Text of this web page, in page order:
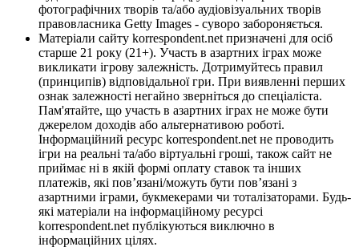
фотографічних творів та/або аудіовізуальних творів
правовласника Getty Images - суворо забороняється.
Матеріали сайту korrespondent.net призначені для осіб
старше 21 року (21+). Участь в азартних іграх може
викликати ігрову залежність. Дотримуйтесь правил
(принципів) відповідальної гри. При виявленні перших
ознак залежності негайно зверніться до спеціаліста.
Пам'ятайте, що участь в азартних іграх не може бути
джерелом доходів або альтернативою роботі.
Інформаційний ресурс korrespondent.net не проводить
ігри на реальні та/або віртуальні гроші, також сайт не
приймає ні в якій формі оплату ставок та інших
платежів, які пов’язані/можуть бути пов’язані з
азартними іграми, букмекерами чи тоталізаторами. Будь-
які матеріали на інформаційному ресурсі
korrespondent.net публікуються виключно в
інформаційних цілях.